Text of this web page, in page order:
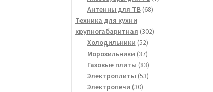
Антенны для ТВ 6868
Техника для кухни
крупногабаритная 302302
Холодильники 5252
товара
Морозильники 3737
товаров
Газовые плиты 8383
товара
Электроплиты 5353
Электропечи 3030